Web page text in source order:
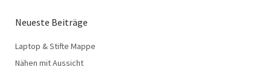
Neueste Beiträge
Laptop & Stifte Mappe
Nähen mit Aussicht